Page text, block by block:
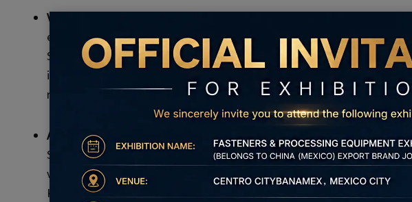
Verdeckte Scharniere:
eleganten Aussehens und der nahtlosen Integration beliebt. Diese
Schranktür angebracht und bieten ein sauberes Aussehen ohne
ist. Sie verfügen normalerweise über einstellbare Mechanismen für eine
reibungslosen Betrieb.
Aufliegende Scharniere:
Aufliegende Scharniere sind für die Montage
Scharnier bei geschlossener Tür sichtbar ist. Sie eignen sich für
vollständig abdecken, sogenannte Vollaufsatzschränke.
Konfigurationen erhältlich, um unterschiedlichen Aufsatzgrößen und